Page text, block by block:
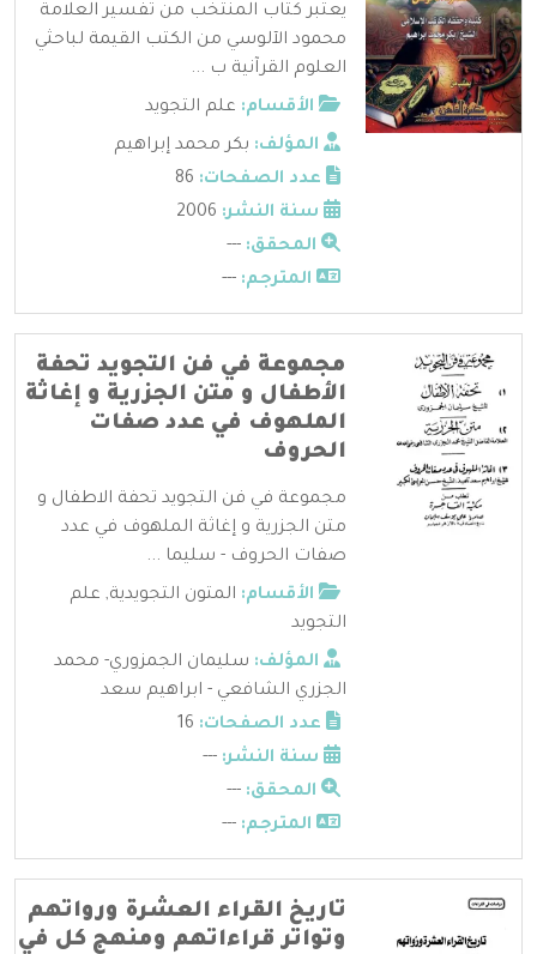
يعتبر كتاب المنتخب من تفسير العلامة
محمود الآلوسي من الكتب القيمة لباحثي
العلوم القرآنية ب ...
الأقسام: علم التجويد
المؤلف: بكر محمد إبراهيم
عدد الصفحات:
سنة النشر:
المحقق: ---
المترجم: ---
مجموعة في فن التجويد تحفة
الأطفال و متن الجزرية و إغاثة
الملهوف في عدد صفات
الحروف
مجموعة في فن التجويد تحفة الاطفال و
متن الجزرية و إغاثة الملهوف في عدد
صفات الحروف - سليما ...
الأقسام: المتون التجويدية, علم
التجويد
المؤلف: سليمان الجمزوري- محمد
الجزري الشافعي - ابراهيم سعد
عدد الصفحات:
سنة النشر: ---
المحقق: ---
المترجم: ---
تاريخ القراء العشرة ورواتهم
وتواتر قراءاتهم ومنهج كل في